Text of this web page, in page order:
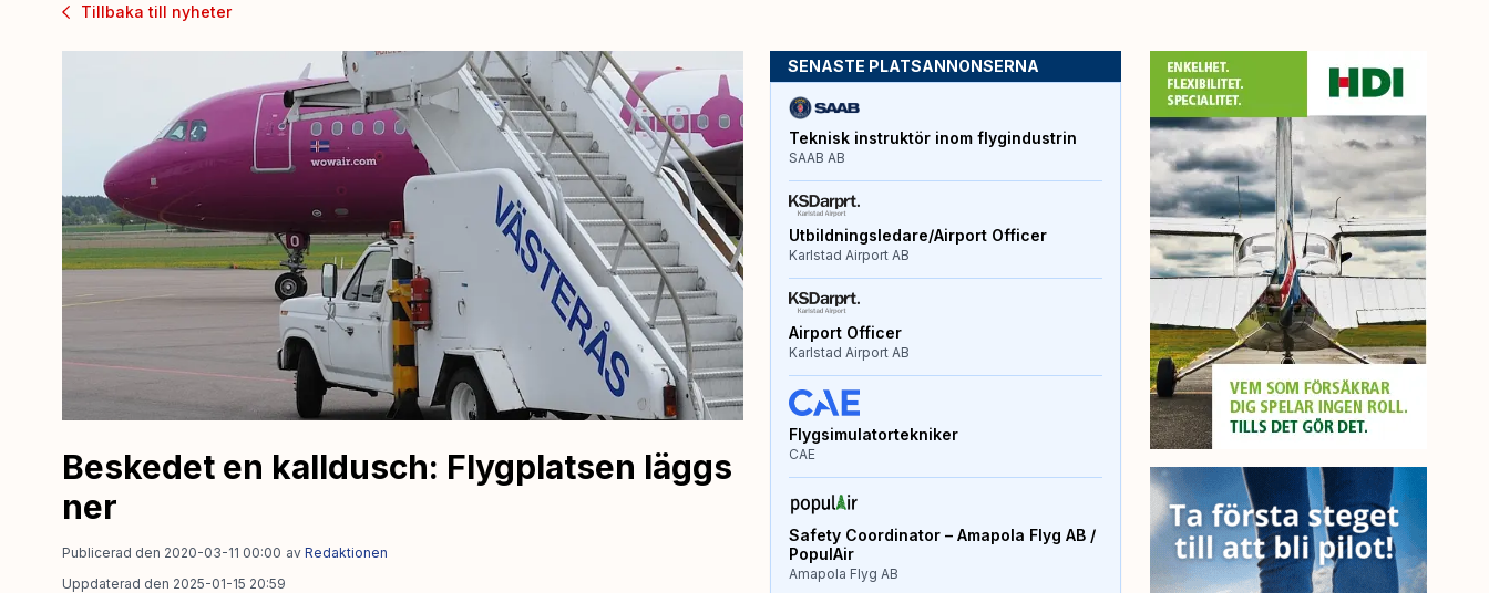
Tillbaka till nyheter
Beskedet en kalldusch: Flygplatsen läggs
ner
Publicerad den 2020-03-11 00:00 av Redaktionen
Uppdaterad den 2025-01-15 20:59
SENASTE PLATSANNONSERNA
Teknisk instruktör inom flygindustrin
SAAB AB
Utbildningsledare/Airport Officer
Karlstad Airport AB
Airport Officer
Karlstad Airport AB
Flygsimulatortekniker
CAE
Safety Coordinator – Amapola Flyg AB /
PopulAir
Amapola Flyg AB